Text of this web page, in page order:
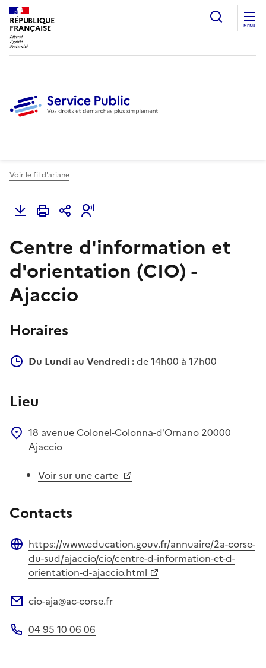
RÉPUBLIQUE
FRANÇAISE
Ouvrir
MENU
Voir le fil d'ariane
Centre d'information et
d'orientation (CIO) -
Ajaccio
Horaires
Du Lundi au Vendredi :de 14h00 à 17h00
Lieu
18 avenue Colonel-Colonna-d'Ornano 20000
Ajaccio
Voir sur une carte
Contacts
Site web
https://www.education.gouv.fr/annuaire/2a-corse-
du-sud/ajaccio/cio/centre-d-information-et-d-
orientation-d-ajaccio.html
cio-aja@ac-corse.fr
04 95 10 06 06